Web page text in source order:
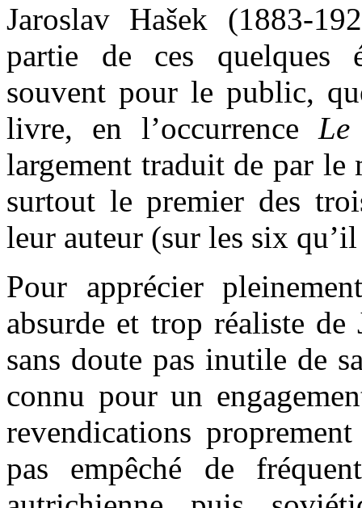
Jaroslav Hašek (1883-
partie de ces quelques
souvent pour le public,
livre, en l’occurrence Le
largement traduit de par le
surtout le premier des
leur auteur (sur les six
Pour apprécier
absurde et trop réaliste de
sans doute pas inutile de
connu pour un
revendications
pas empêché de